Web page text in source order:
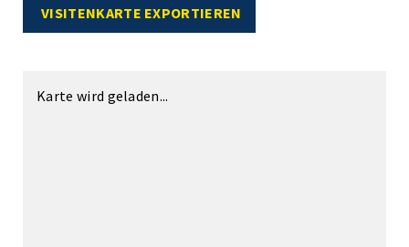
VISITENKARTE EXPORTIEREN
Karte wird geladen...